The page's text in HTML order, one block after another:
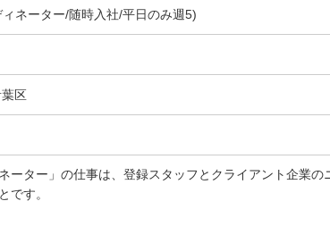
ネーター/随時入社/平日のみ週5)
区
ネーター」の仕事は、登録スタッフとクライアント企業
です。